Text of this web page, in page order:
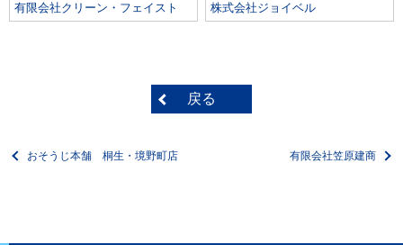
有限会社クリーン・フェイスト 株式会社ジョイベル
戻る
おそうじ本舗 桐生・境野町店 有限会社笠原建商